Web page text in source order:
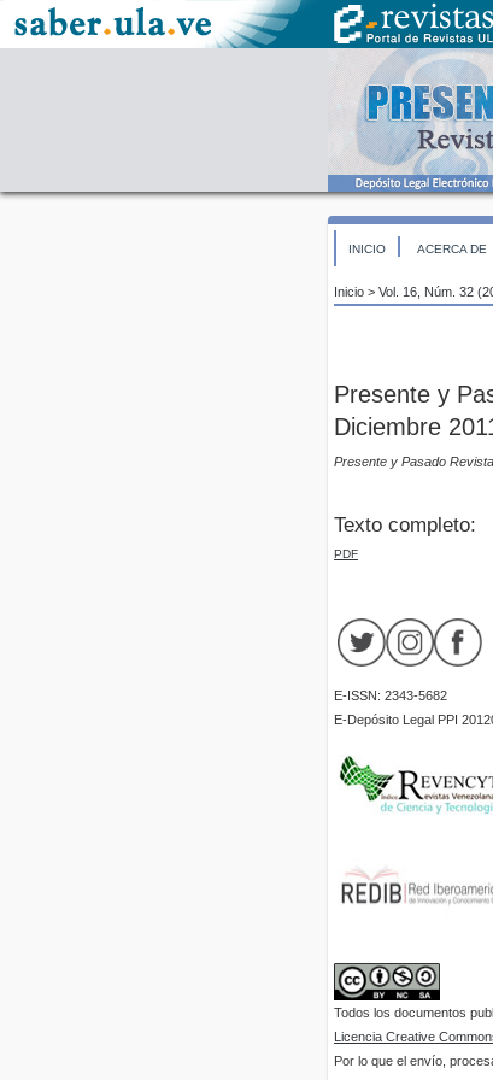
INICIO ACERCA DE
Inicio > Vol. 16, Núm. 32
Presente y
Diciembre
Presente y Pasado
Texto completo:
PDF
E-ISSN: 2343-5682
E-Depósito Legal PPI
Todos los documentos
Licencia Creative
Por lo que el envío,